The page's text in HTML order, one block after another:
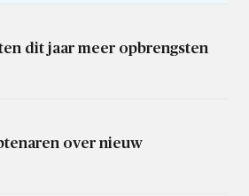
dit jaar meer opbrengsten
over nieuw